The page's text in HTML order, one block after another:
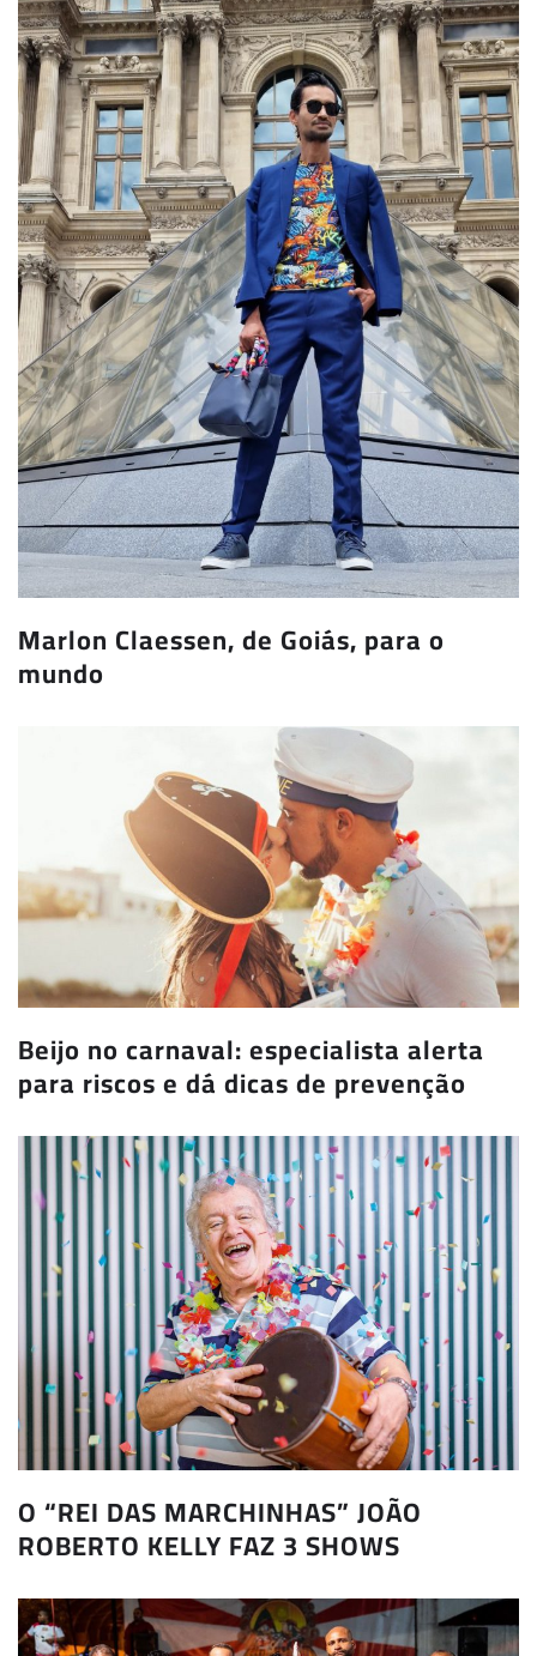
Marlon Claessen, de Goiás, para o
mundo
Beijo no carnaval: especialista alerta
para riscos e dá dicas de prevenção
O “REI DAS MARCHINHAS” JOÃO
ROBERTO KELLY FAZ 3 SHOWS